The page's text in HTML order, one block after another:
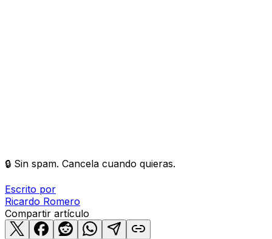
🔒 Sin spam. Cancela cuando quieras.
Escrito por
Ricardo Romero
Compartir artículo